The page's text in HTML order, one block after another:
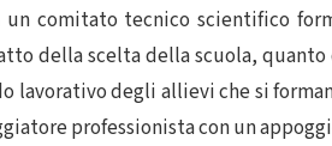
comitato tecnico scientifico
della scelta della scuola,
lavorativo degli allievi che si
professionista con un